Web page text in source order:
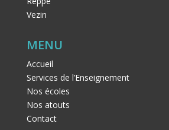
Vezin
MENU
Accueil
Services de l’Enseignement
Nos écoles
Nos atouts
Contact